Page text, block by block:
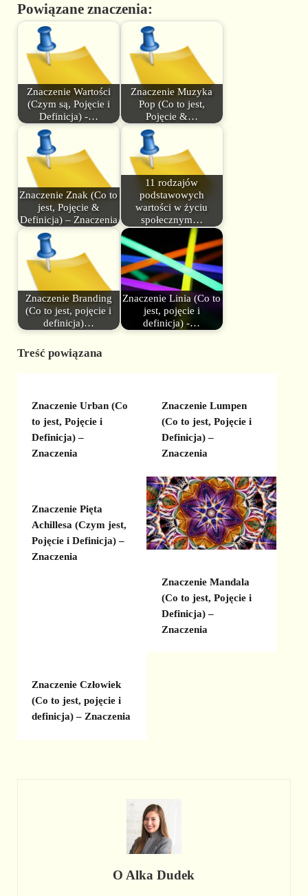
Powiązane znaczenia:
Znaczenie Wartości
(Czym są, Pojęcie i
Definicja) -…
Znaczenie Muzyka
Pop (Co to jest,
Pojęcie &…
Znaczenie Znak (Co to
jest, Pojęcie &
Definicja) – Znaczenia
11 rodzajów
podstawowych
wartości w życiu
społecznym…
Znaczenie Branding
(Co to jest, pojęcie i
definicja)…
Znaczenie Linia (Co to
jest, pojęcie i
definicja) -…
Treść powiązana
Znaczenie Urban (Co
to jest, Pojęcie i
Definicja) –
Znaczenia
Znaczenie Lumpen
(Co to jest, Pojęcie i
Definicja) –
Znaczenia
Znaczenie Pięta
Achillesa (Czym jest,
Pojęcie i Definicja) –
Znaczenia
Znaczenie Mandala
(Co to jest, Pojęcie i
Definicja) –
Znaczenia
Znaczenie Człowiek
(Co to jest, pojęcie i
definicja) – Znaczenia
O Alka Dudek